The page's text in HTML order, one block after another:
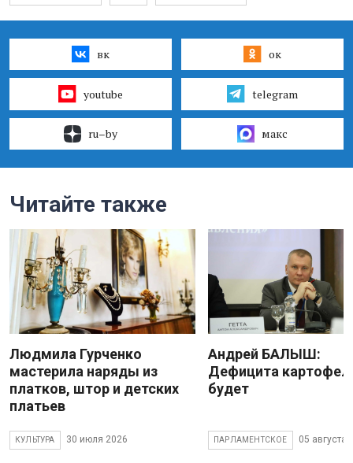
вк ок
youtube telegram
ru–by макс
Читайте также
Людмила Гурченко
мастерила наряды из
платков, штор и детских
платьев
КУЛЬТУРА 30 июля 2026
Андрей БАЛЫШ:
Дефицита
будет
ПАРЛАМЕНТСКОЕ 05 августа